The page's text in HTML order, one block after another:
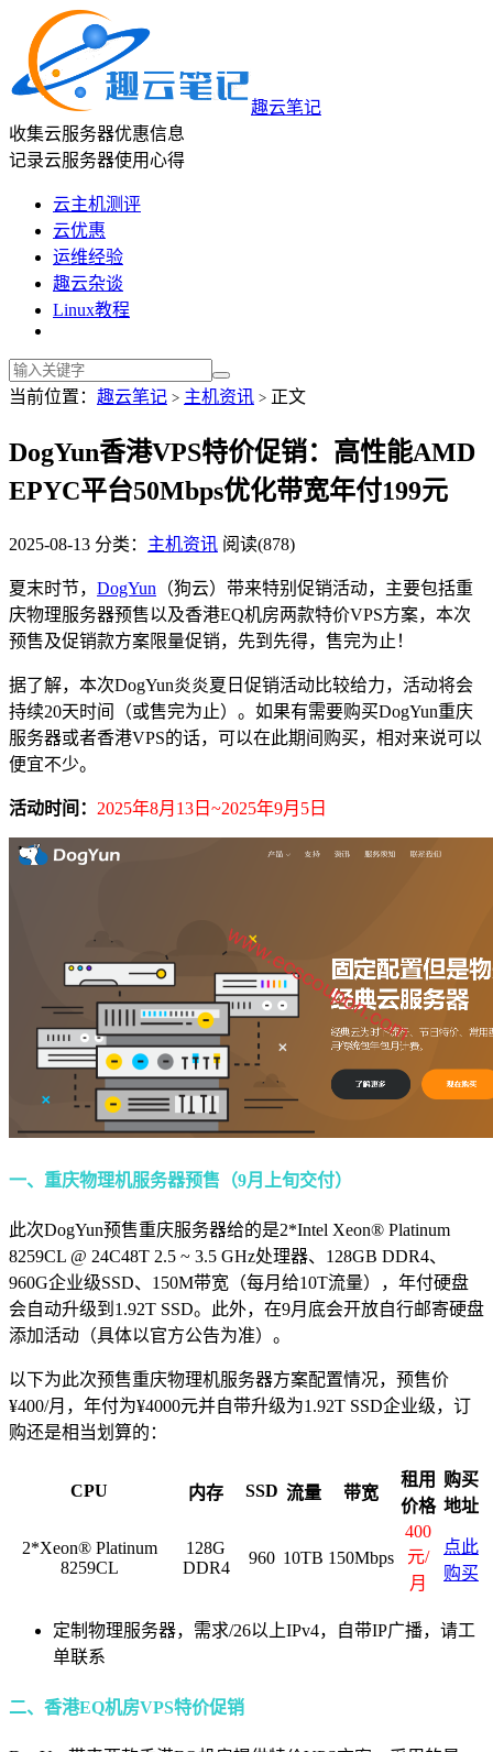
趣云笔记
收集云服务器优惠信息
记录云服务器使用心得
云主机测评
云优惠
运维经验
趣云杂谈
Linux教程
当前位置： 趣云笔记 > 主机资讯 > 正文
DogYun香港VPS特价促销：高性能AMD
EPYC平台50Mbps优化带宽年付199元
2025-08-13 分类： 主机资讯 阅读(878)
夏末时节， DogYun （狗云）带来特别促销活动，主要包括重
庆物理服务器预售以及香港EQ机房两款特价VPS方案，本次
预售及促销款方案限量促销，先到先得，售完为止！
据了解，本次DogYun炎炎夏日促销活动比较给力，活动将会
持续20天时间（或售完为止）。如果有需要购买DogYun重庆
服务器或者香港VPS的话，可以在此期间购买，相对来说可以
便宜不少。
活动时间： 2025年8月13日~2025年9月5日
一、重庆物理机服务器预售（9月上旬交付）
此次DogYun预售重庆服务器给的是2*Intel Xeon® Platinum
8259CL @ 24C48T 2.5 ~ 3.5 GHz处理器、128GB DDR4、
960G企业级SSD、150M带宽（每月给10T流量），年付硬盘
会自动升级到1.92T SSD。此外，在9月底会开放自行邮寄硬盘
添加活动（具体以官方公告为准）。
以下为此次预售重庆物理机服务器方案配置情况，预售价
¥400/月，年付为¥4000元并自带升级为1.92T SSD企业级，订
购还是相当划算的：
CPU 内存 SSD 流量 带宽
租用
价格
购买
地址
2*Xeon® Platinum
8259CL
128G
DDR4
960 10TB 150Mbps
400
元/
月
点此
购买
定制物理服务器，需求/26以上IPv4，自带IP广播，请工
单联系
二、香港EQ机房VPS特价促销